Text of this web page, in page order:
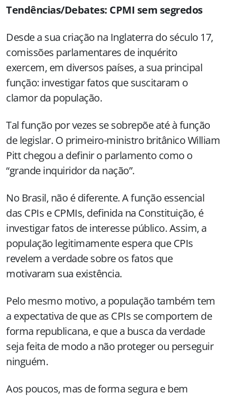
Tendências/Debates: CPMI sem segredos
Desde a sua criação na Inglaterra do século 17,
comissões parlamentares de inquérito
exercem, em diversos países, a sua principal
função: investigar fatos que suscitaram o
clamor da população.
Tal função por vezes se sobrepõe até à função
de legislar. O primeiro-ministro britânico William
Pitt chegou a definir o parlamento como o
“grande inquiridor da nação”.
No Brasil, não é diferente. A função essencial
das CPIs e CPMIs, definida na Constituição, é
investigar fatos de interesse público. Assim, a
população legitimamente espera que CPIs
revelem a verdade sobre os fatos que
motivaram sua existência.
Pelo mesmo motivo, a população também tem
a expectativa de que as CPIs se comportem de
forma republicana, e que a busca da verdade
seja feita de modo a não proteger ou perseguir
ninguém.
Aos poucos, mas de forma segura e bem